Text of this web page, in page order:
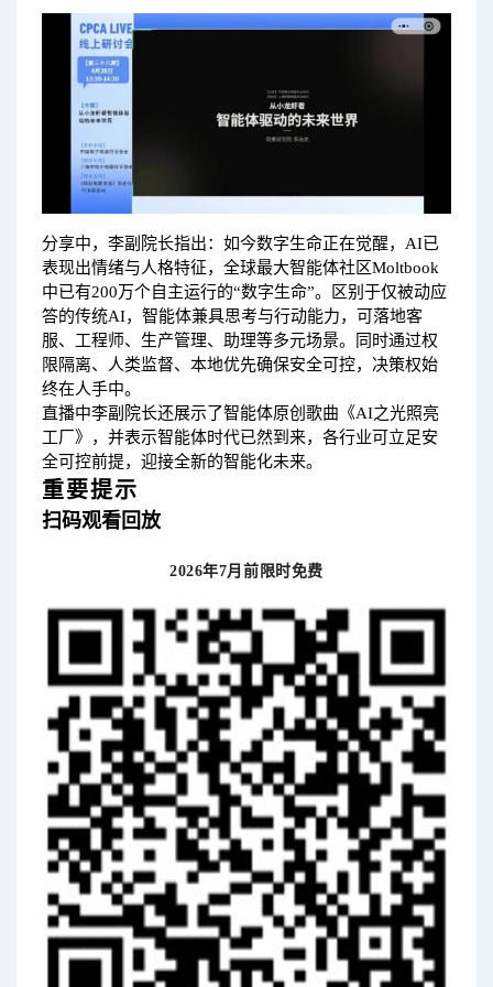
分享中，李副院长指出：如今数字生命正在觉醒，AI已
表现出情绪与人格特征，全球最大智能体社区Moltbook
中已有200万个自主运行的“数字生命”。区别于仅被动应
答的传统AI，智能体兼具思考与行动能力，可落地客
服、工程师、生产管理、助理等多元场景。同时通过权
限隔离、人类监督、本地优先确保安全可控，决策权始
终在人手中。
直播中李副院长还展示了智能体原创歌曲《AI之光照亮
工厂》，并表示智能体时代已然到来，各行业可立足安
全可控前提，迎接全新的智能化未来。
重要提示
扫码观看回放
2026年7月前限时免费